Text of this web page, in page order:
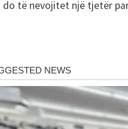
do të nevojitet një tjetër